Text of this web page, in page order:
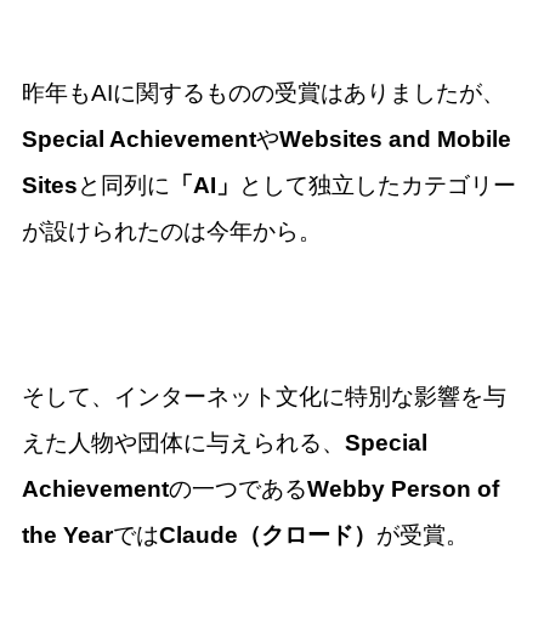
昨年もAIに関するものの受賞はありましたが、
Special AchievementやWebsites and Mobile
Sitesと同列に 「AI」
として独立したカテゴリー
が設けられたのは今年から。
そして、インターネット文化に特別な影響を与
えた人物や団体に与えられる、 Special
Achievementの一つであるWebby Person of
the YearではClaude（クロード） が受賞。